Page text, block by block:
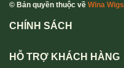
© Bản quyền thuộc về Wina Wigs
CHÍNH SÁCH
HỖ TRỢ KHÁCH HÀNG